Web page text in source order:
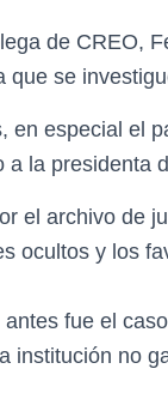
de CREO,
que se
en especial el
la presidenta
el archivo de
ocultos y los
fue el
institución no